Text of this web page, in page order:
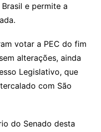
e permite a
votar a PEC do fim
alterações, ainda
Legislativo, que
com São
do Senado desta